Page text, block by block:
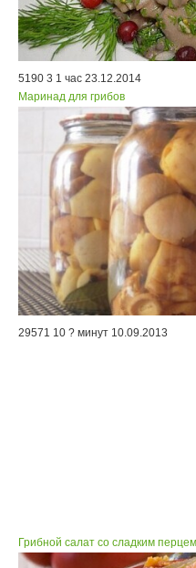
5190 3 1 час 23.12.2014
Маринад для грибов
29571 10 ? минут 10.09.2013
Грибной салат со сладким перцем